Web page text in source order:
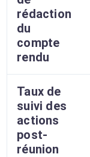
rédaction
du
compte
rendu
Taux de
suivi des
actions
post-
réunion